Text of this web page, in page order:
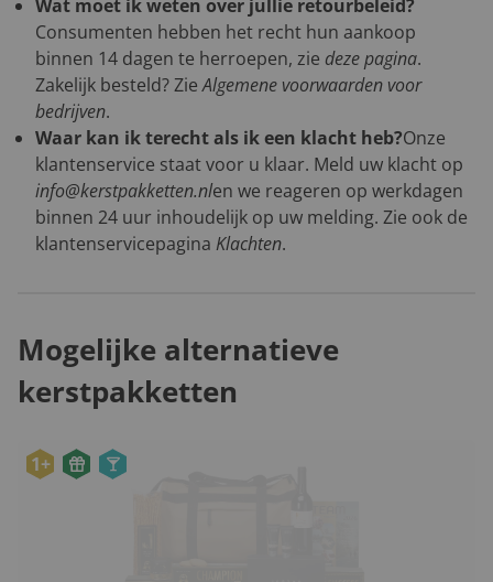
Wat moet ik weten over jullie retourbeleid?
Consumenten hebben het recht hun aankoop
binnen 14 dagen te herroepen, zie deze pagina.
Zakelijk besteld? ZieAlgemene voorwaarden voor
bedrijven.
Waar kan ik terecht als ik een klacht heb?Onze
klantenservice staat voor u klaar. Meld uw klacht op
info@kerstpakketten.nlen we reageren op werkdagen
binnen 24 uur inhoudelijk op uw melding. Zie ook de
klantenservicepagina Klachten.
Mogelijke alternatieve
kerstpakketten
1+